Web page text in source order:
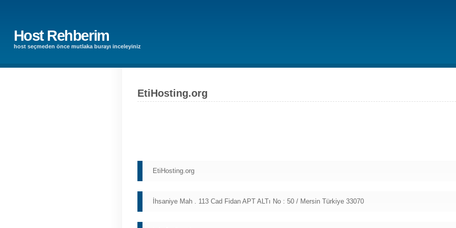
Host Rehberim
host seçmeden önce mutlaka burayı inceleyiniz
EtiHosting.org
EtiHosting.org
İhsaniye Mah . 113 Cad Fidan APT ALTı No : 50 / Mersin Türkiye 33070